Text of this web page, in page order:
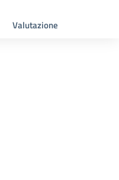
Valutazione